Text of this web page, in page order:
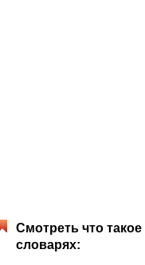
Смотреть что
словарях: